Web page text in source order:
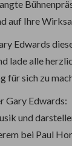
auf Ihre
Edwards
lade alle
für sich zu
Gary Edwards:
und
bei Paul